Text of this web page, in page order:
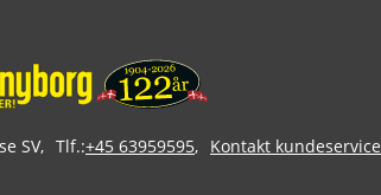
SV Tlf.:+45 63959595 Kontakt kundeservice